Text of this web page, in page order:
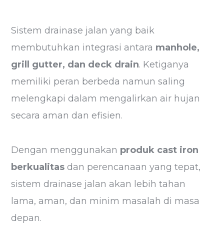
Sistem drainase jalan yang baik
membutuhkan integrasi antara manhole,
grill gutter, dan deck drain. Ketiganya
memiliki peran berbeda namun saling
melengkapi dalam mengalirkan air hujan
secara aman dan efisien.
Dengan menggunakan produk cast iron
berkualitas dan perencanaan yang tepat,
sistem drainase jalan akan lebih tahan
lama, aman, dan minim masalah di masa
depan.